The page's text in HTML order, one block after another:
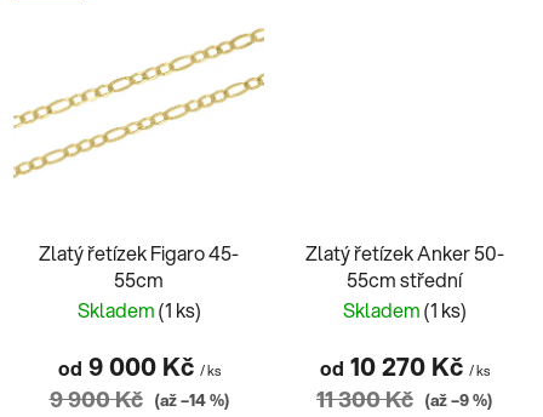
Zlatý řetízek Figaro 45-
55cm
Skladem(1 ks)
od 9 000 Kč / ks
9 900 Kč (až –14 %)
Zlatý řetízek Anker 50-
55cm střední
Skladem(1 ks)
od 10 270 Kč / ks
11 300 Kč (až –9 %)